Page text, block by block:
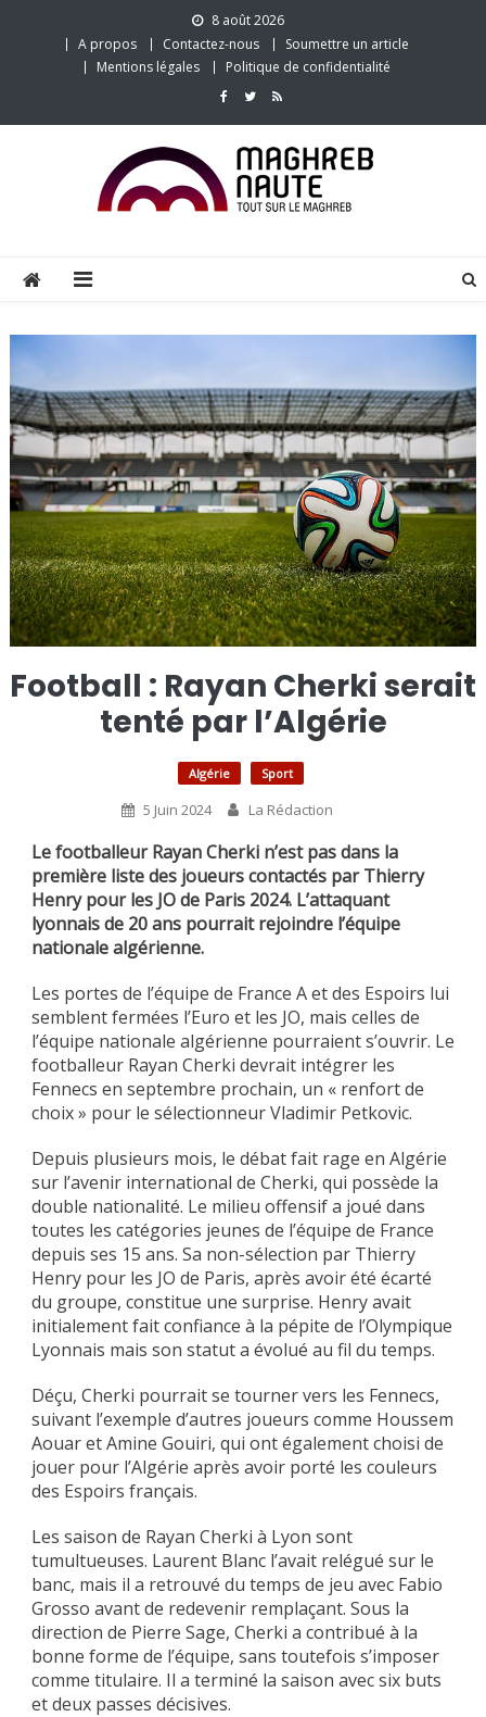
8 août 2026
A propos
Contactez-nous
Soumettre un article
Mentions légales
Politique de confidentialité
Football : Rayan Cherki serait
tenté par l’Algérie
Algérie Sport
5 Juin 2024 La Rédaction
Le footballeur Rayan Cherki n’est pas dans la
première liste des joueurs contactés par Thierry
Henry pour les JO de Paris 2024. L’attaquant
lyonnais de 20 ans pourrait rejoindre l’équipe
nationale algérienne.
Les portes de l’équipe de France A et des Espoirs lui
semblent fermées l’Euro et les JO, mais celles de
l’équipe nationale algérienne pourraient s’ouvrir. Le
footballeur Rayan Cherki devrait intégrer les
Fennecs en septembre prochain, un « renfort de
choix » pour le sélectionneur Vladimir Petkovic.
Depuis plusieurs mois, le débat fait rage en Algérie
sur l’avenir international de Cherki, qui possède la
double nationalité. Le milieu offensif a joué dans
toutes les catégories jeunes de l’équipe de France
depuis ses 15 ans. Sa non-sélection par Thierry
Henry pour les JO de Paris, après avoir été écarté
du groupe, constitue une surprise. Henry avait
initialement fait confiance à la pépite de l’Olympique
Lyonnais mais son statut a évolué au fil du temps.
Déçu, Cherki pourrait se tourner vers les Fennecs,
suivant l’exemple d’autres joueurs comme Houssem
Aouar et Amine Gouiri, qui ont également choisi de
jouer pour l’Algérie après avoir porté les couleurs
des Espoirs français.
Les saison de Rayan Cherki à Lyon sont
tumultueuses. Laurent Blanc l’avait relégué sur le
banc, mais il a retrouvé du temps de jeu avec Fabio
Grosso avant de redevenir remplaçant. Sous la
direction de Pierre Sage, Cherki a contribué à la
bonne forme de l’équipe, sans toutefois s’imposer
comme titulaire. Il a terminé la saison avec six buts
et deux passes décisives.